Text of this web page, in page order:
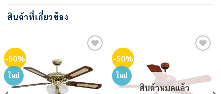
สินค้าที่เกี่ยวข้อง
-50%
ใหม่
wishlist
-50%
ใหม่
สินค้าหมดแล้ว